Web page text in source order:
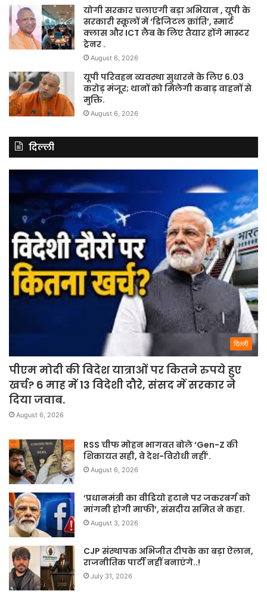
योगी सरकार चलाएगी बड़ा अभियान , यूपी के
सरकारी स्कूलों में ‘डिजिटल क्रांति’, स्मार्ट
क्लास और ICT लैब के लिए तैयार होंगे मास्टर
ट्रेनर .
August 6, 2026
यूपी परिवहन व्यवस्था सुधारने के लिए 6.03
करोड़ मंजूर; थानों को मिलेगी कबाड़ वाहनों से
मुक्ति.
August 6, 2026
दिल्ली
दिल्ली
पीएम मोदी की विदेश यात्राओं पर कितने रुपये हुए
खर्च? 6 माह में 13 विदेशी दौरे, संसद में सरकार ने
दिया जवाब.
August 6, 2026
RSS चीफ मोहन भागवत बोले ‘Gen-Z की
शिकायत सही, वे देश-विरोधी नहीं’.
August 6, 2026
‘प्रधानमंत्री का वीडियो हटाने पर जकरबर्ग को
मांगनी होगी माफी’, संसदीय समित ने कहा.
August 3, 2026
CJP संस्थापक अभिजीत दीपके का बड़ा ऐलान,
राजनीतिक पार्टी नहीं बनाएंगे..!
July 31, 2026